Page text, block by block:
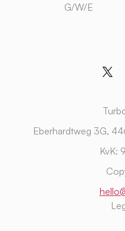
G/W/E
Eberhardtweg 3G,
KvK: